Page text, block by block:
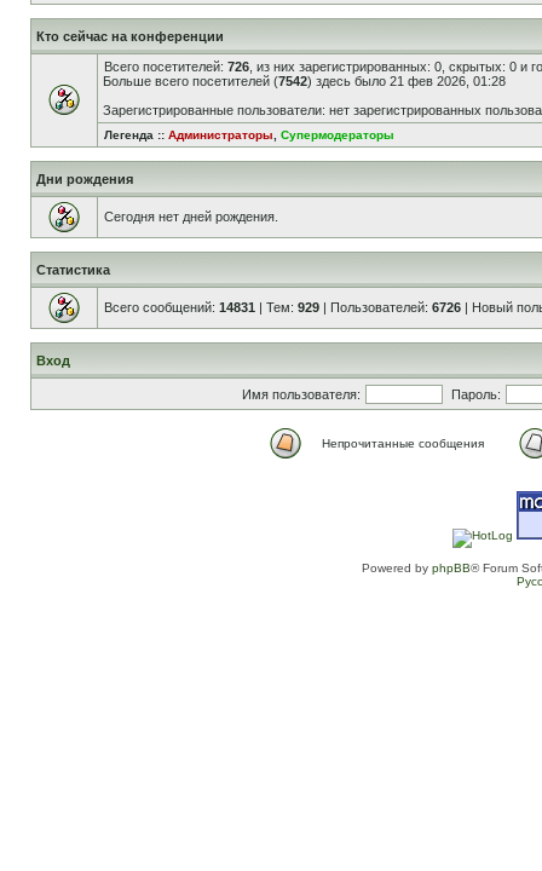
Кто сейчас на конференции
Всего посетителей: 726 , из них зарегистрированных: 0, скрытых: 0 и
Больше всего посетителей (7542) здесь было 21 фев 2026, 01:28
Зарегистрированные пользователи: нет зарегистрированных
Легенда :: Администраторы Супермодераторы
Дни рождения
Сегодня нет дней рождения.
Статистика
Всего сообщений: 14831 | Тем: 929 | Пользователей: 6726 | Новый
Вход
Имя пользователя: Пароль:
Непрочитанные сообщения
Powered by phpBB® Forum